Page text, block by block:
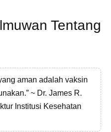
Tentang
aman adalah vaksin
~ Dr. James R.
Institusi Kesehatan